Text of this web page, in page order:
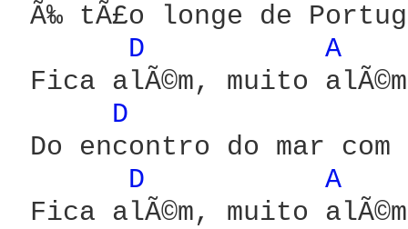
Ã‰ tÃ£o longe de
D
A
Fica alÃ©m, muito alÃ©m
D
Do encontro do mar com
D
A
Fica alÃ©m, muito alÃ©m